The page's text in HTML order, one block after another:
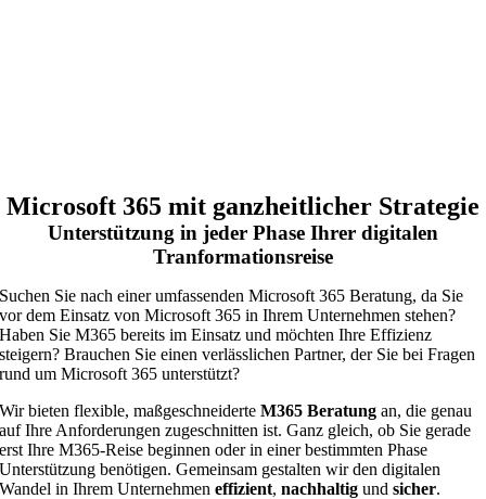
Microsoft 365 mit ganzheitlicher Strategie
Unterstützung in jeder Phase Ihrer digitalen
Tranformationsreise
Suchen Sie nach einer umfassenden Microsoft 365 Beratung, da Sie
vor dem Einsatz von Microsoft 365 in Ihrem Unternehmen stehen?
Haben Sie M365 bereits im Einsatz und möchten Ihre Effizienz
steigern? Brauchen Sie einen verlässlichen Partner, der Sie bei Fragen
rund um Microsoft 365 unterstützt?
Wir bieten flexible, maßgeschneiderteM365 Beratung an, die genau
auf Ihre Anforderungen zugeschnitten ist. Ganz gleich, ob Sie gerade
erst Ihre M365-Reise beginnen oder in einer bestimmten Phase
Unterstützung benötigen. Gemeinsam gestalten wir den digitalen
Wandel in Ihrem Unternehmeneffizient,nachhaltig undsicher.